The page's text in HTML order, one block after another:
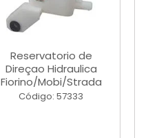
Reservatorio de
Direçao Hidraulica
Fiorino/Mobi/Strada
Código: 57333